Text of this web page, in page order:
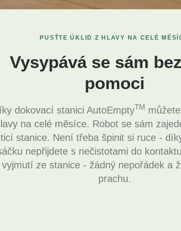
PUSŤTE ÚKLID Z HLAVY NA CELÉ
Vysypává se sám
pomoci
dokovací stanici AutoEmptyTM
na celé měsíce. Robot se sám
stanice. Není třeba špinit si ruce -
nepřijdete s nečistotami do
vyjmutí ze stanice - žádný nepořádek a
prachu.